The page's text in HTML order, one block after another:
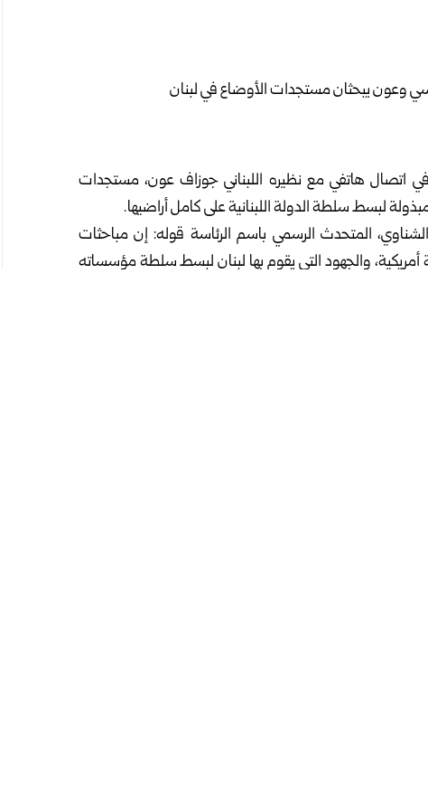
اتصال هاتفي مع نظيره اللبناني جوزاف عون، مستجدات
لبسط سلطة الدولة اللبنانية على كامل أراضيها.
المتحدث الرسمي باسم الرئاسة قوله: إن مباحثات
أمريكية، والجهود التي يقوم بها لبنان لبسط سلطة مؤسساته